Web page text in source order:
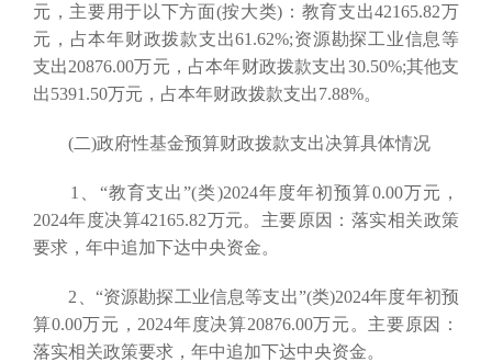
元，主要用于以下方面(按大类)：教育支出42165.82万
元，占本年财政拨款支出61.62%;资源勘探工业信息等
支出20876.00万元，占本年财政拨款支出30.50%;其他支
出5391.50万元，占本年财政拨款支出7.88%。
(二)政府性基金预算财政拨款支出决算具体情况
1、“教育支出”(类)2024年度年初预算0.00万元，
2024年度决算42165.82万元。主要原因：落实相关政策
要求，年中追加下达中央资金。
2、“资源勘探工业信息等支出”(类)2024年度年初预
算0.00万元，2024年度决算20876.00万元。主要原因：
落实相关政策要求，年中追加下达中央资金。